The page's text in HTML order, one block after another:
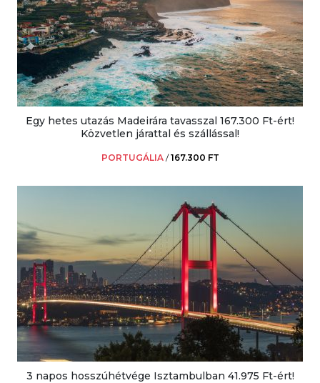
Egy hetes utazás Madeirára tavasszal 167.300 Ft-ért!
Közvetlen járattal és szállással!
PORTUGÁLIA /167.300 FT
3 napos hosszúhétvége Isztambulban 41.975 Ft-ért!